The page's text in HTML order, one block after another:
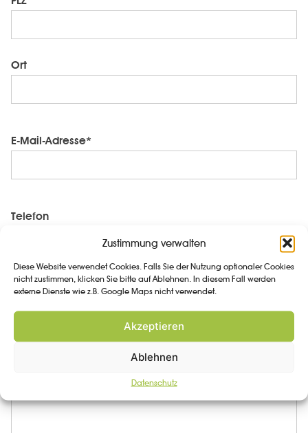
Zustimmung verwalten
Diese Website verwendet Cookies. Falls Sie der Nutzung optionaler Cookies
nicht zustimmen, klicken Sie bitte auf Ablehnen. In diesem Fall werden
externe Dienste wie z.B. Google Maps nicht verwendet.
Akzeptieren
Ablehnen
Datenschutz
Ort
E-Mail-Adresse*
Telefon
Nachricht*